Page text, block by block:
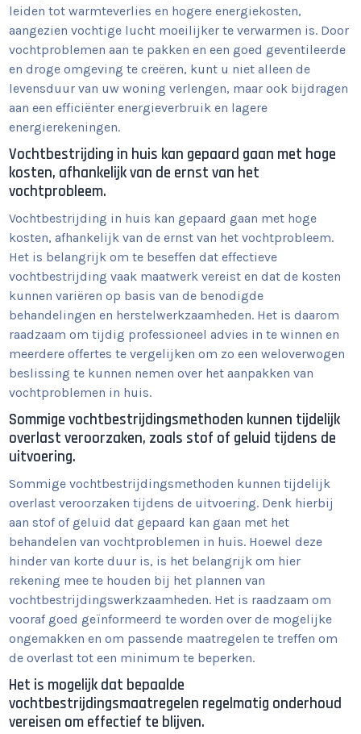
leiden tot warmteverlies en hogere energiekosten,
aangezien vochtige lucht moeilijker te verwarmen is. Door
vochtproblemen aan te pakken en een goed geventileerde
en droge omgeving te creëren, kunt u niet alleen de
levensduur van uw woning verlengen, maar ook bijdragen
aan een efficiënter energieverbruik en lagere
energierekeningen.
Vochtbestrijding in huis kan gepaard gaan met hoge
kosten, afhankelijk van de ernst van het
vochtprobleem.
Vochtbestrijding in huis kan gepaard gaan met hoge
kosten, afhankelijk van de ernst van het vochtprobleem.
Het is belangrijk om te beseffen dat effectieve
vochtbestrijding vaak maatwerk vereist en dat de kosten
kunnen variëren op basis van de benodigde
behandelingen en herstelwerkzaamheden. Het is daarom
raadzaam om tijdig professioneel advies in te winnen en
meerdere offertes te vergelijken om zo een weloverwogen
beslissing te kunnen nemen over het aanpakken van
vochtproblemen in huis.
Sommige vochtbestrijdingsmethoden kunnen tijdelijk
overlast veroorzaken, zoals stof of geluid tijdens de
uitvoering.
Sommige vochtbestrijdingsmethoden kunnen tijdelijk
overlast veroorzaken tijdens de uitvoering. Denk hierbij
aan stof of geluid dat gepaard kan gaan met het
behandelen van vochtproblemen in huis. Hoewel deze
hinder van korte duur is, is het belangrijk om hier
rekening mee te houden bij het plannen van
vochtbestrijdingswerkzaamheden. Het is raadzaam om
vooraf goed geïnformeerd te worden over de mogelijke
ongemakken en om passende maatregelen te treffen om
de overlast tot een minimum te beperken.
Het is mogelijk dat bepaalde
vochtbestrijdingsmaatregelen regelmatig onderhoud
vereisen om effectief te blijven.